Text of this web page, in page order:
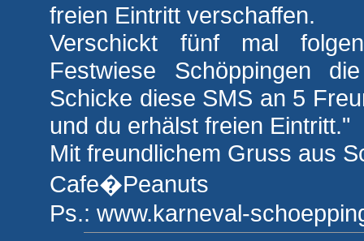
freien Eintritt verschaffen.
Verschickt fünf mal
Festwiese Schöppingen
Schicke diese SMS an 5
und du erhälst freien Eintritt."
Mit freundlichem Gruss aus
Cafe�Peanuts
Ps.: www.karneval-